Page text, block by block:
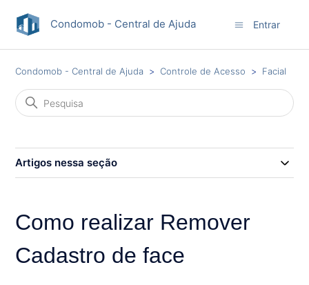
Condomob - Central de Ajuda Entrar
Condomob - Central de Ajuda Controle de Acesso Facial
Artigos nessa seção
Como realizar Remover
Cadastro de face